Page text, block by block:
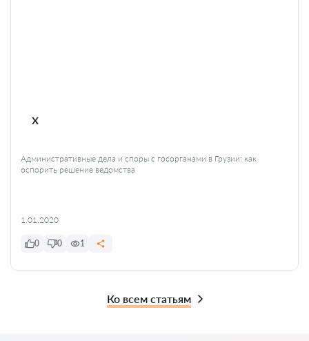
x
Административные дела и споры с госорганами в Грузии: как
оспорить решение ведомства
1.01.2020
0 0 1
Ко всем статьям